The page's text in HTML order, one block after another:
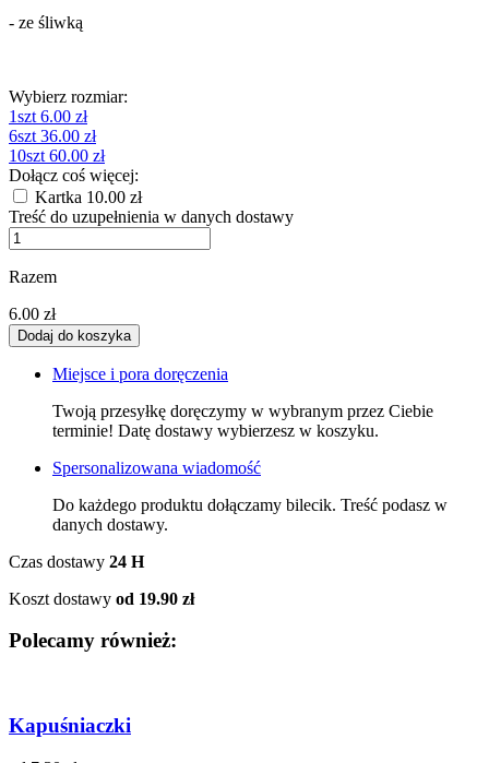
- ze śliwką
Wybierz rozmiar:
1szt 6.00 zł
6szt 36.00 zł
10szt 60.00 zł
Dołącz coś więcej:
Kartka 10.00 zł
Treść do uzupełnienia w danych dostawy
Razem
6.00 zł
Miejsce i pora doręczenia
Twoją przesyłkę doręczymy w wybranym przez Ciebie
terminie! Datę dostawy wybierzesz w koszyku.
Spersonalizowana wiadomość
Do każdego produktu dołączamy bilecik. Treść podasz w
danych dostawy.
Czas dostawy 24 H
Koszt dostawy od 19.90 zł
Polecamy również:
Kapuśniaczki